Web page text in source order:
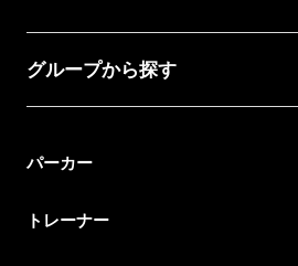
グループから探す
パーカー
トレーナー